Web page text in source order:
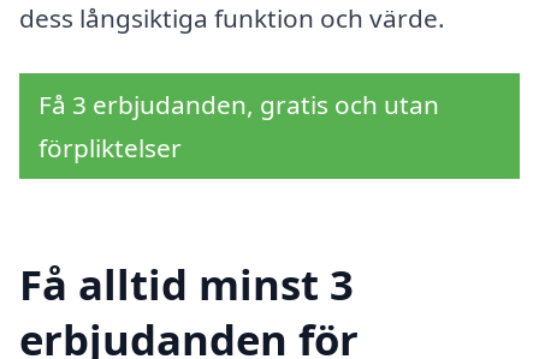
dess långsiktiga funktion och värde.
Få 3 erbjudanden, gratis och utan
förpliktelser
Få alltid minst 3
erbjudanden för